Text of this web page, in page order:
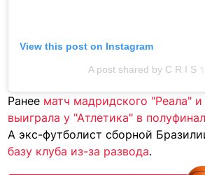
View this post on Instagram
A post shared by C R I S
Ранее матч мадридского "Реала"
выиграла у "Атлетика" в
А экс-футболист сборной
базу клуба из-за развода.